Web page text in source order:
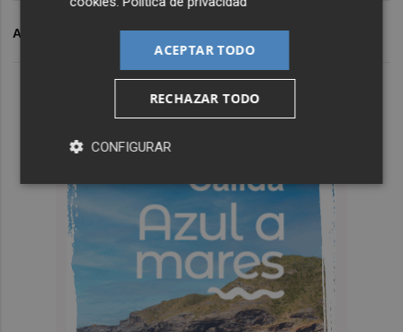
ARCHIVADO EN BITCOIN CRIPTOMONEDAS
ACEPTAR TODO
RECHAZAR TODO
CONFIGURAR